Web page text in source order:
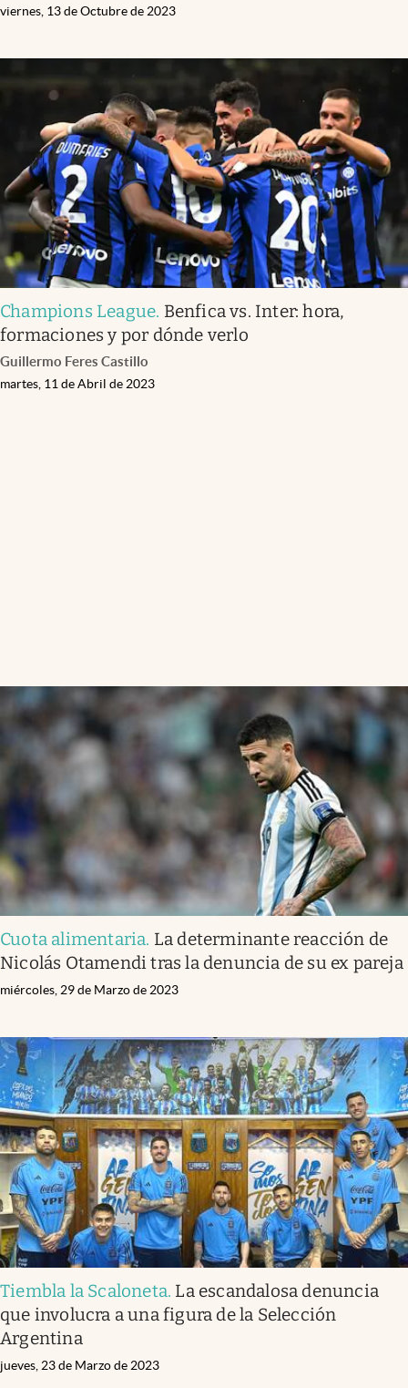
viernes, 13 de Octubre de 2023
Champions League. Benfica vs. Inter: hora,
formaciones y por dónde verlo
Guillermo Feres Castillo
martes, 11 de Abril de 2023
Cuota alimentaria. La determinante reacción de
Nicolás Otamendi tras la denuncia de su ex pareja
miércoles, 29 de Marzo de 2023
Tiembla la Scaloneta. La escandalosa denuncia
que involucra a una figura de la Selección
Argentina
jueves, 23 de Marzo de 2023